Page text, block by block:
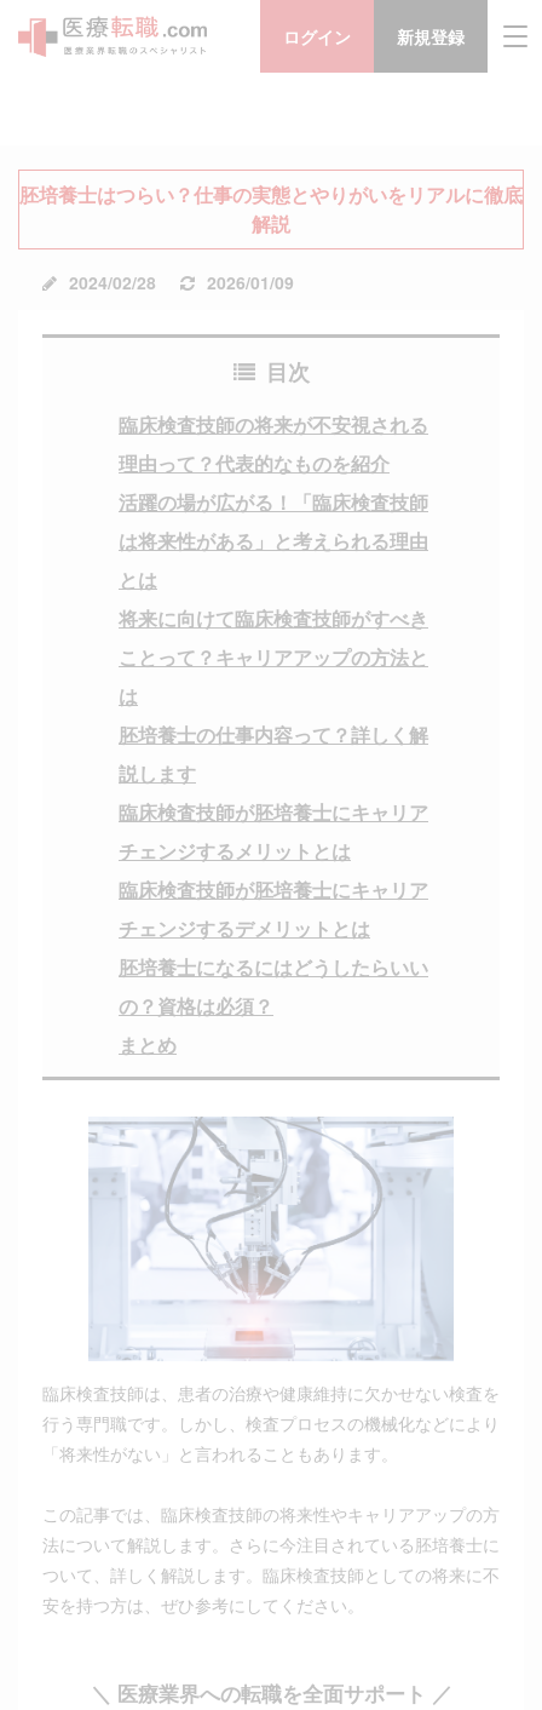
ログイン 新規登録
胚培養士はつらい？仕事の実態とやりがいをリアルに徹底
解説
公
日:
2024/02/28
更
日:
2026/01/09
目次
臨床検査技師の将来が不安視される
理由って？代表的なものを紹介
活躍の場が広がる！「臨床検査技師
は将来性がある」と考えられる理由
とは
将来に向けて臨床検査技師がすべき
ことって？キャリアアップの方法と
は
胚培養士の仕事内容って？詳しく解
説します
臨床検査技師が胚培養士にキャリア
チェンジするメリットとは
臨床検査技師が胚培養士にキャリア
チェンジするデメリットとは
胚培養士になるにはどうしたらいい
の？資格は必須？
まとめ
臨床検査技師は、患者の治療や健康維持に欠かせない検査を
行う専門職です。しかし、検査プロセスの機械化などにより
「将来性がない」と言われることもあります。
この記事では、臨床検査技師の将来性やキャリアアップの方
法について解説します。さらに今注目されている胚培養士に
ついて、詳しく解説します。臨床検査技師としての将来に不
安を持つ方は、ぜひ参考にしてください。
＼ 医療業界への転職を全面サポート ／